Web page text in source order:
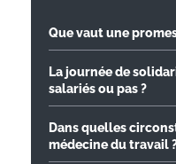
Que vaut une
La journée de
salariés ou pas ?
Dans quelles
médecine du travail